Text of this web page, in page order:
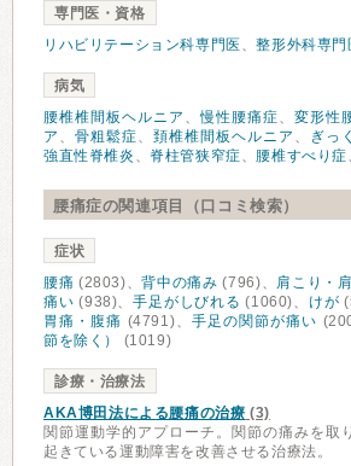
専門医・資格
リハビリテーション科専門医 、整形外科専門
病気
腰椎椎間板ヘルニア 、慢性腰痛症、 変形性
ア 、 骨粗鬆症、 頚椎椎間板ヘルニア 、 ぎっ
強直性脊椎炎 、 脊柱管狭窄症、 腰椎すべり症
腰痛症の関連項目（口コミ検索）
症状
腰痛 (2803)、背中の痛み (796)、 肩こり・
痛い (938)、手足がしびれる (1060)、 けが
胃痛・腹痛 (4791)、 手足の関節が痛い
節を除く）
(1019)
診療・治療法
AKA博田法による腰痛の治療 (3)
関節運動学的アプローチ。関節の痛みを取
起きている運動障害を改善させる治療法。